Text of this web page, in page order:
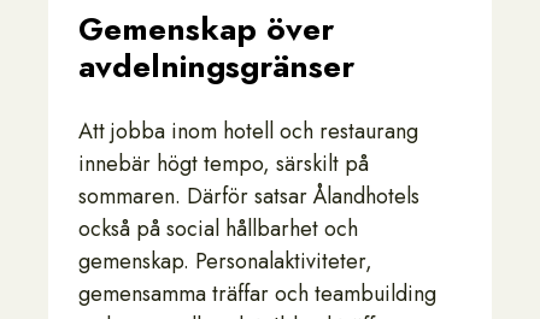
Gemenskap över
avdelningsgränser
Att jobba inom hotell och restaurang
innebär högt tempo, särskilt på
sommaren. Därför satsar Ålandhotels
också på social hållbarhet och
gemenskap. Personalaktiviteter,
gemensamma träffar och teambuilding